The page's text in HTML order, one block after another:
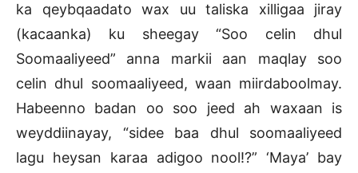
ka qeybqaadato wax uu taliska xilligaa jiray
(kacaanka) ku sheegay “Soo celin dhul
Soomaaliyeed” anna markii aan maqlay soo
celin dhul soomaaliyeed, waan miirdaboolmay.
Habeenno badan oo soo jeed ah waxaan is
weyddiinayay, “sidee baa dhul soomaaliyeed
lagu heysan karaa adigoo nool!?” ‘Maya’ bay